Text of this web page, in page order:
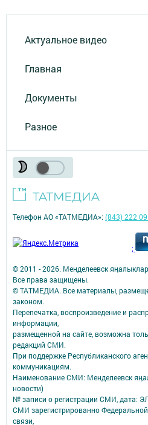
Актуальное видео
Главная
Документы
Разное
© 2011 - 2026. Менделеевск
Все права защищены.
© ТАТМЕДИА. Все материалы,
законом.
Перепечатка, воспроизведение и
информации,
размещенной на сайте, возможна
редакций СМИ.
При поддержке Республиканского
коммуникациям.
Наименование СМИ: Менделеевск
новости)
№ записи о регистрации СМИ, дата:
СМИ зарегистрированно
связи,
Телефон АО «ТАТМЕДИА»:(843) 222
;